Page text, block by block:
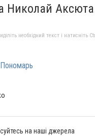
Николай
необхідний текст і натисніть
на наші джерела